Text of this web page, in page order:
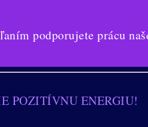
podporujete prácu
POZITÍVNU ENERGIU!